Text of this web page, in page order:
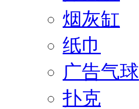
烟灰缸
纸巾
广告气球
扑克